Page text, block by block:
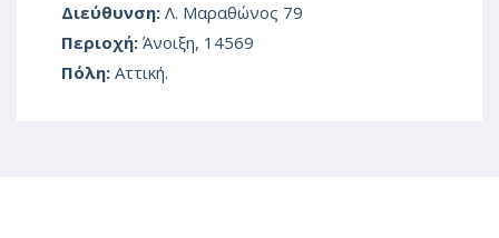
Διεύθυνση: Λ. Μαραθώνος 79
Περιοχή: Άνοιξη, 14569
Πόλη: Αττική.